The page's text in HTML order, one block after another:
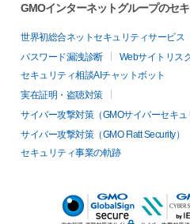
GMOインターネットグループのセ
世界初総合ネットセキュリティサービス
パスワード漏洩診断
Webサイトリス
セキュリティ相談AIチャットボット
実在証明・盗聴対策
サイバー攻撃対策（GMOサイバーセキュ
サイバー攻撃対策（GMO Flatt Security）
セキュリティ事業の軌跡